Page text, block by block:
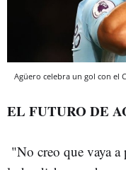
Agüero celebra un gol con el
EL FUTURO DE
"No creo que vaya a